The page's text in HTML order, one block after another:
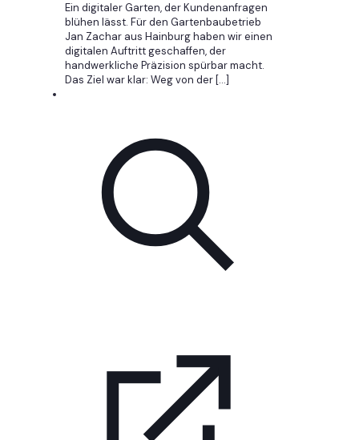
Ein digitaler Garten, der Kundenanfragen
blühen lässt. Für den Gartenbaubetrieb
Jan Zachar aus Hainburg haben wir einen
digitalen Auftritt geschaffen, der
handwerkliche Präzision spürbar macht.
Das Ziel war klar: Weg von der […]